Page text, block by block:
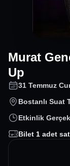
Murat
Up
31 Temmuz
Bostanlı Suat
Etkinlik
Bilet 1 adet